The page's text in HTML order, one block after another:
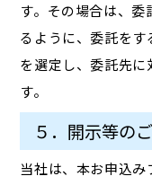
す。その場合は、
るように、委託を
を選定し、委託先
す。
５．開示等の
当社は、本お申込